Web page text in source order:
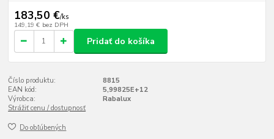
183,50 €/ks
149,19 € bez DPH
Pridať do košíka
Číslo produktu:
8815
EAN kód:
5,99825E+12
Výrobca:
Rabalux
Strážiť cenu / dostupnosť
Do obľúbených